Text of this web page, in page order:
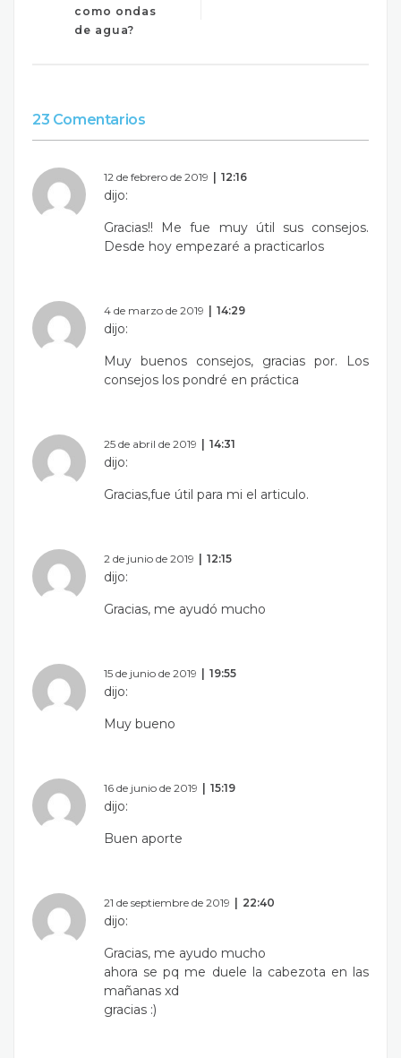
como ondas
de agua?
23 Comentarios
12 de febrero de 2019 12:16
dijo:
Gracias!! Me fue muy útil sus consejos.
Desde hoy empezaré a practicarlos
4 de marzo de 2019 14:29
dijo:
Muy buenos consejos, gracias por. Los
consejos los pondré en práctica
25 de abril de 2019 14:31
dijo:
Gracias,fue útil para mi el articulo.
2 de junio de 2019 12:15
dijo:
Gracias, me ayudó mucho
15 de junio de 2019 19:55
dijo:
Muy bueno
16 de junio de 2019 15:19
dijo:
Buen aporte
21 de septiembre de 2019 22:40
dijo:
Gracias, me ayudo mucho
ahora se pq me duele la cabezota en las
mañanas xd
gracias :)